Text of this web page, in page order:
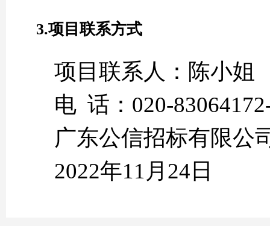
3.项目联系方式
项目联系人：陈小姐
电 话：020-
广东公信招标有限公
2022年11月24日